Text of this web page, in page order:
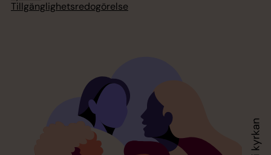
Tillgänglighetsredogörelse